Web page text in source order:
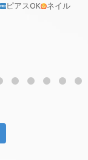
ピアスOK
ネイル